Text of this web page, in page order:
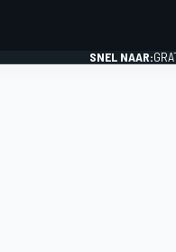
SNEL NAAR: